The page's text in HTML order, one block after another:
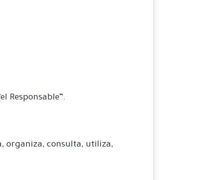
Responsable”.
organiza, consulta, utiliza,